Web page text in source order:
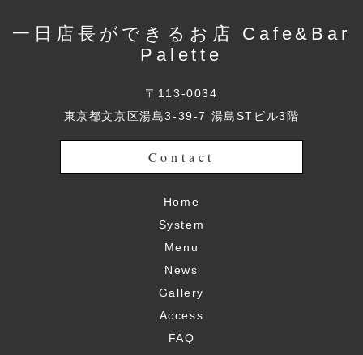
一日店長ができるお店 Cafe&Bar
Palette
〒113-0034
東京都文京区湯島3-39-7 湯島STビル3階
Contact
Home
System
Menu
News
Gallery
Access
FAQ